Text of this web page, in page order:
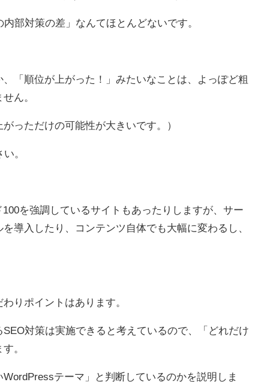
部対策の差」なんてほとんどないです。
「順位が上がった！」みたいなことは、よっぽど粗
ん。
っただけの可能性が大きいです。）
。
を強調しているサイトもあったりしますが、サー
導入したり、コンテンツ自体でも大幅に変わるし、
りポイントはあります。
対策は実施できると考えているので、「どれだけ
。
テーマ」と判断しているのかを説明しま